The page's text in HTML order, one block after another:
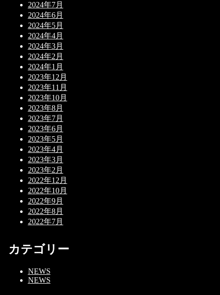
2024年7月
2024年6月
2024年5月
2024年4月
2024年3月
2024年2月
2024年1月
2023年12月
2023年11月
2023年10月
2023年8月
2023年7月
2023年6月
2023年5月
2023年4月
2023年3月
2023年2月
2022年12月
2022年10月
2022年9月
2022年8月
2022年7月
カテゴリー
NEWS
NEWS